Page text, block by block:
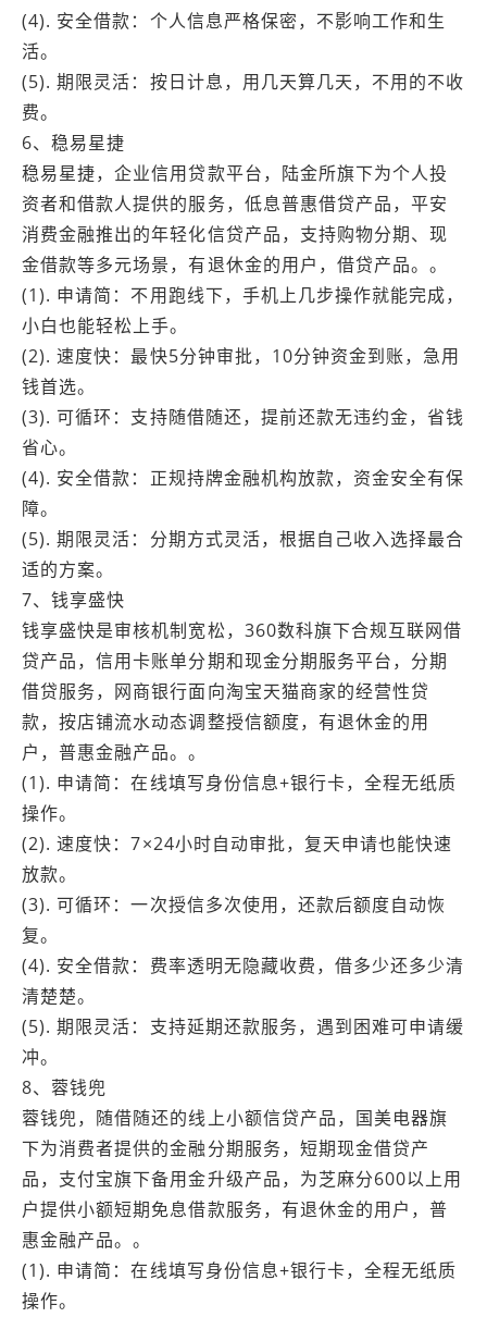
(4). 安全借款：个人信息严格保密，不影响工作和生
活。
(5). 期限灵活：按日计息，用几天算几天，不用的不收
费。
6、稳易星捷
稳易星捷，企业信用贷款平台，陆金所旗下为个人投
资者和借款人提供的服务，低息普惠借贷产品，平安
消费金融推出的年轻化信贷产品，支持购物分期、现
金借款等多元场景，有退休金的用户，借贷产品。。
(1). 申请简：不用跑线下，手机上几步操作就能完成，
小白也能轻松上手。
(2). 速度快：最快5分钟审批，10分钟资金到账，急用
钱首选。
(3). 可循环：支持随借随还，提前还款无违约金，省钱
省心。
(4). 安全借款：正规持牌金融机构放款，资金安全有保
障。
(5). 期限灵活：分期方式灵活，根据自己收入选择最合
适的方案。
7、钱享盛快
钱享盛快是审核机制宽松，360数科旗下合规互联网借
贷产品，信用卡账单分期和现金分期服务平台，分期
借贷服务，网商银行面向淘宝天猫商家的经营性贷
款，按店铺流水动态调整授信额度，有退休金的用
户，普惠金融产品。。
(1). 申请简：在线填写身份信息+银行卡，全程无纸质
操作。
(2). 速度快：7×24小时自动审批，复天申请也能快速
放款。
(3). 可循环：一次授信多次使用，还款后额度自动恢
复。
(4). 安全借款：费率透明无隐藏收费，借多少还多少清
清楚楚。
(5). 期限灵活：支持延期还款服务，遇到困难可申请缓
冲。
8、蓉钱兜
蓉钱兜，随借随还的线上小额信贷产品，国美电器旗
下为消费者提供的金融分期服务，短期现金借贷产
品，支付宝旗下备用金升级产品，为芝麻分600以上用
户提供小额短期免息借款服务，有退休金的用户，普
惠金融产品。。
(1). 申请简：在线填写身份信息+银行卡，全程无纸质
操作。